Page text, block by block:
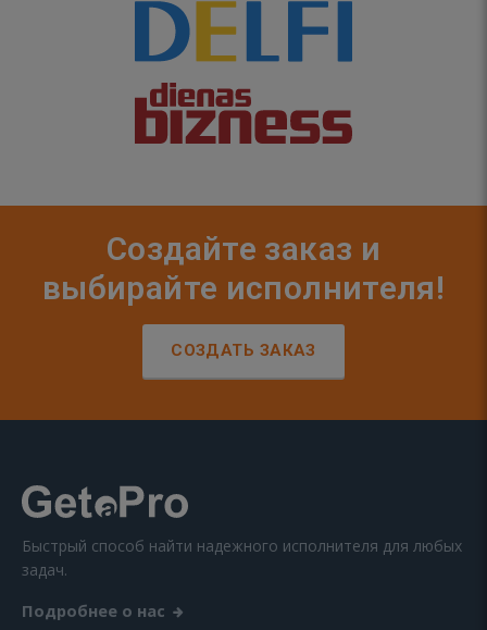
Создайте заказ и
выбирайте исполнителя!
СОЗДАТЬ ЗАКАЗ
Быстрый способ найти надежного исполнителя для любых
задач.
Подробнее о нас